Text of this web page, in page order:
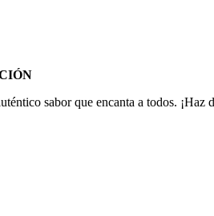
sabor que encanta a todos.